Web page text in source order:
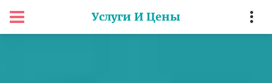
Услуги И Цены